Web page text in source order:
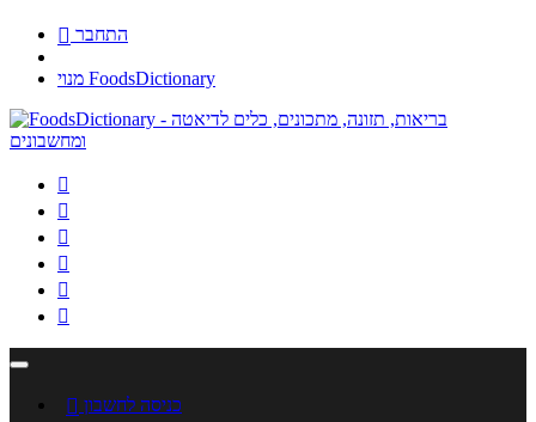
 התחבר
מנוי FoodsDictionary






 כניסה לחשבון